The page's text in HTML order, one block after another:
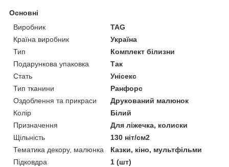
Основні
Виробник
TAG
Країна виробник
Україна
Тип
Комплект білизни
Подарункова упаковка
Так
Стать
Унісекс
Тип тканини
Ранфорс
Оздоблення та прикраси
Друкований малюнок
Колір
Білий
Призначення
Для ліжечка, колиски
Щільність
130 ніт/см2
Тематика декору, малюнка
Казки, кіно, мультфільми
Підковдра
1 (шт)